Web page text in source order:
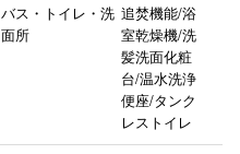
バス・トイレ・洗
面所
追焚機能/浴
室乾燥機/洗
髪洗面化粧
台/温水洗浄
便座/タンク
レストイレ